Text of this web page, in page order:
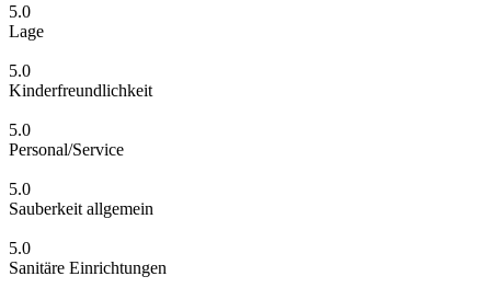
5.0
Lage
5.0
Kinderfreundlichkeit
5.0
Personal/Service
5.0
Sauberkeit allgemein
5.0
Sanitäre Einrichtungen